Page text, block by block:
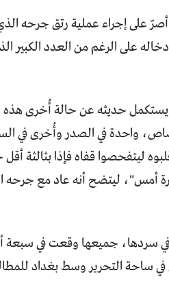
على إجراء عملية رتق جرحه
على الرغم من العدد الكبير
حديثه عن حالة أُخرى هذه
واحدة في الصدر وأُخرى في
ليتفحصوا قفاه فإذا بثالثة
أمس"، ليتضح أنه عاد مع جرحه
جميعها وقعت في سبعة
في ساحة التحرير وسط بغداد